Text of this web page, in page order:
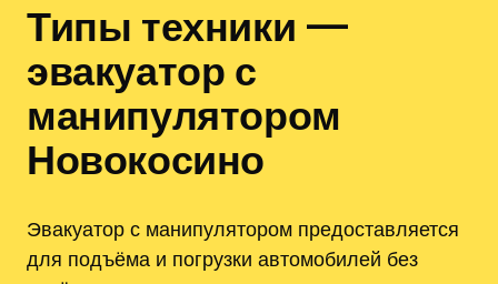
Типы техники —
эвакуатор с
манипулятором
Новокосино
Эвакуатор с манипулятором предоставляется
для подъёма и погрузки автомобилей без